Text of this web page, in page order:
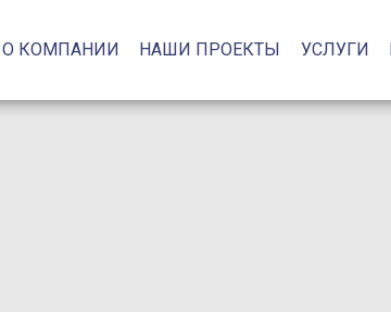
О КОМПАНИИ НАШИ ПРОЕКТЫ УСЛУГИ